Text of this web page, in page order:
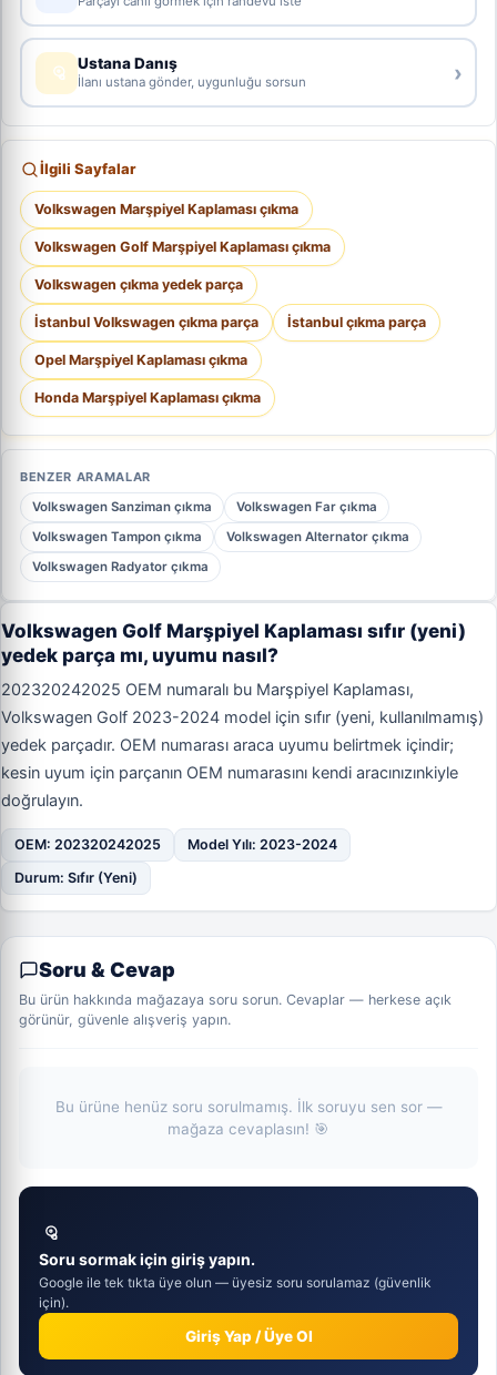
İlgili Sayfalar
Volkswagen Marşpiyel Kaplaması çıkma
Volkswagen Golf Marşpiyel Kaplaması çıkma
Volkswagen çıkma yedek parça
İstanbul Volkswagen çıkma parça İstanbul çıkma parça
Opel Marşpiyel Kaplaması çıkma
Honda Marşpiyel Kaplaması çıkma
BENZER ARAMALAR
Volkswagen Sanziman çıkma
Volkswagen Far çıkma
Volkswagen Tampon çıkma
Volkswagen Alternator çıkma
Volkswagen Radyator çıkma
Ustana Danış
İlanı ustana gönder, uygunluğu sorsun ›
Volkswagen Golf Marşpiyel Kaplaması sıfır (yeni)
yedek parça mı, uyumu nasıl?
202320242025 OEM numaralı bu Marşpiyel Kaplaması,
Volkswagen Golf 2023-2024 model için sıfır (yeni, kullanılmamış)
yedek parçadır. OEM numarası araca uyumu belirtmek içindir;
kesin uyum için parçanın OEM numarasını kendi aracınızınkiyle
doğrulayın.
OEM: 202320242025
Model Yılı: 2023-2024
Durum: Sıfır (Yeni)
Soru & Cevap
Bu ürün hakkında mağazaya soru sorun. Cevaplar — herkese açık
görünür, güvenle alışveriş yapın.
Bu ürüne henüz soru sorulmamış. İlk soruyu sen sor —
mağaza cevaplasın! 🎯
Soru sormak için giriş yapın.
Google ile tek tıkta üye olun — üyesiz soru sorulamaz (güvenlik
için).
Giriş Yap / Üye Ol